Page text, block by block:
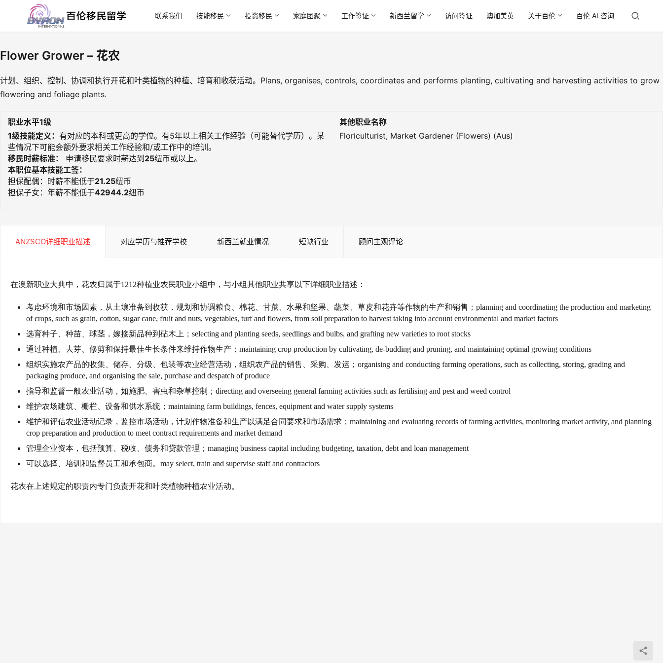
联系我们 技能移民 投资移民 家庭团聚 工作签证 新西兰留学 访问签证 澳加美英 关于百伦 百伦 AI 咨询
Flower Grower – 花农
计划、组织、控制、协调和执行开花和叶类植物的种植、培育和收获活动。Plans, organises, controls, coordinates and performs planting, cultivating and harvesting activities to grow
flowering and foliage plants.
职业水平1级
1级技能定义： 有对应的本科或更高的学位。有5年以上相关工作经验（可能替代学历）。某
些情况下可能会额外要求相关工作经验和/或工作中的培训。
移民时薪标准：
申请移民要求时薪达到 25纽币或以上。
本职位基本技能工签：
担保配偶：时薪不能低于21.25纽币
担保子女：年薪不能低于42944.2纽币
其他职业名称
Floriculturist, Market Gardener (Flowers) (Aus)
ANZSCO详细职业描述 对应学历与推荐学校 新西兰就业情况 短缺行业 顾问主观评论
在澳新职业大典中，花农归属于1212种植业农民职业小组中，与小组其他职业共享以下详细职业描述：
考虑环境和市场因素，从土壤准备到收获，规划和协调粮食、棉花、甘蔗、水果和坚果、蔬菜、草皮和花卉等作物的生产和销售；planning and coordinating the production and marketing
of crops, such as grain, cotton, sugar cane, fruit and nuts, vegetables, turf and flowers, from soil preparation to harvest taking into account environmental and market factors
选育种子、种苗、球茎，嫁接新品种到砧木上；selecting and planting seeds, seedlings and bulbs, and grafting new varieties to root stocks
通过种植、去芽、修剪和保持最佳生长条件来维持作物生产；maintaining crop production by cultivating, de-budding and pruning, and maintaining optimal growing conditions
组织实施农产品的收集、储存、分级、包装等农业经营活动，组织农产品的销售、采购、发运；organising and conducting farming operations, such as collecting, storing, grading and
packaging produce, and organising the sale, purchase and despatch of produce
指导和监督一般农业活动，如施肥、害虫和杂草控制；directing and overseeing general farming activities such as fertilising and pest and weed control
维护农场建筑、栅栏、设备和供水系统；maintaining farm buildings, fences, equipment and water supply systems
维护和评估农业活动记录，监控市场活动，计划作物准备和生产以满足合同要求和市场需求；maintaining and evaluating records of farming activities, monitoring market activity, and planning
crop preparation and production to meet contract requirements and market demand
管理企业资本，包括预算、税收、债务和贷款管理；managing business capital including budgeting, taxation, debt and loan management
可以选择、培训和监督员工和承包商。may select, train and supervise staff and contractors
花农在上述规定的职责内专门负责开花和叶类植物种植农业活动。